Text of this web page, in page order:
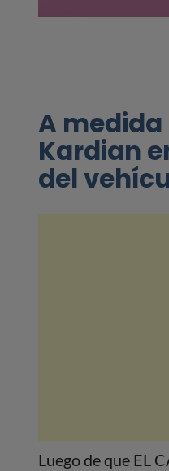
A
Kardian
del
Luego de que EL